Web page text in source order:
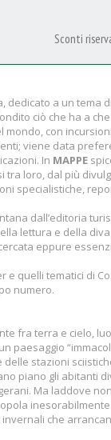
Sconti
dedicato a un tema
ciò che ha a
con
viene data
In MAPPE
tra loro, dal più
specialistiche,
dall’editoria
lettura e della
eppure
e quelli tematici di
numero.
fra terra e cielo,
paesaggio
stazioni
piano gli abitanti
Ma laddove
che